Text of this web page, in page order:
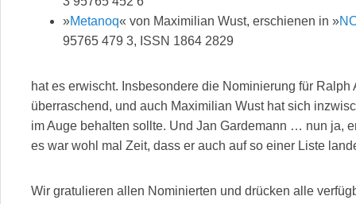
»Metanoq« von Maximilian Wust, erschienen in »
95765 479 3, ISSN 1864 2829
hat es erwischt. Insbesondere die Nominierung für
überraschend, und auch Maximilian Wust hat sich
im Auge behalten sollte. Und Jan Gardemann … nun ja,
es war wohl mal Zeit, dass er auch auf so einer Liste
Wir gratulieren allen Nominierten und drücken alle